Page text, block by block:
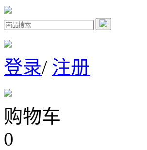
登录/ 注册
购物车
0